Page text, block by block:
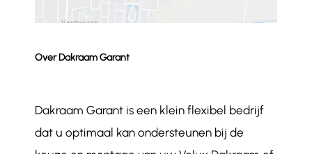
Over Dakraam Garant
Dakraam Garant is een klein flexibel bedrijf
dat u optimaal kan ondersteunen bij de